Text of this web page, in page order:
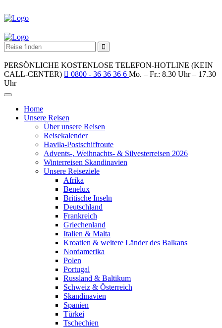
PERSÖNLICHE KOSTENLOSE TELEFON-HOTLINE (KEIN
CALL-CENTER)
0800 - 36 36 36 6 Mo. – Fr.: 8.30 Uhr – 17.30
Uhr
Home
Unsere Reisen
Über unsere Reisen
Reisekalender
Havila-Postschiffroute
Advents-, Weihnachts- & Silvesterreisen 2026
Winterreisen Skandinavien
Unsere Reiseziele
Afrika
Benelux
Britische Inseln
Deutschland
Frankreich
Griechenland
Italien & Malta
Kroatien & weitere Länder des Balkans
Nordamerika
Polen
Portugal
Russland & Baltikum
Schweiz & Österreich
Skandinavien
Spanien
Türkei
Tschechien